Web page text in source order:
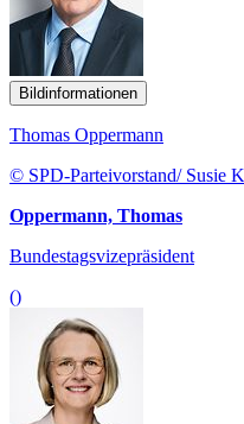
Bildinformationen
Thomas Oppermann
© SPD-Parteivorstand/ Susie
Oppermann, Thomas
Bundestagsvizepräsident
()